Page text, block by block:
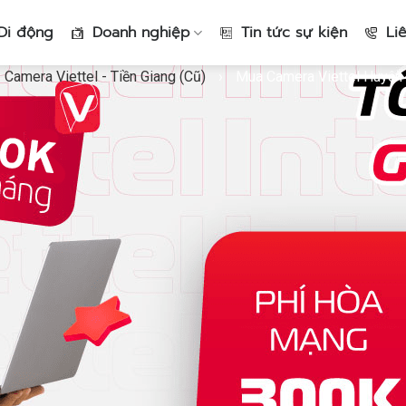
động Doanh nghiệp Tin tức sự kiện
Camera Viettel - Tiền Giang (Cũ) Mua Camera Viettel